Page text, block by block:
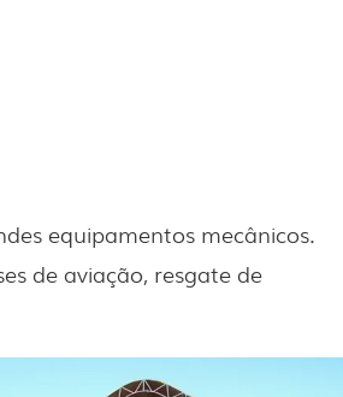
equipamentos mecânicos.
de aviação, resgate de